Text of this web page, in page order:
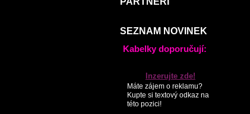
SEZNAM NOVINEK
Kabelky doporučují:
Inzerujte zde!
Máte zájem o reklamu?
Kupte si textový odkaz na
této pozici!